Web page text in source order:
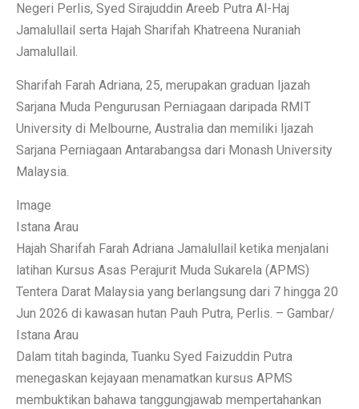
Negeri Perlis, Syed Sirajuddin Areeb Putra Al-Haj
Jamalullail serta Hajah Sharifah Khatreena Nuraniah
Jamalullail.
Sharifah Farah Adriana, 25, merupakan graduan Ijazah
Sarjana Muda Pengurusan Perniagaan daripada RMIT
University di Melbourne, Australia dan memiliki Ijazah
Sarjana Perniagaan Antarabangsa dari Monash University
Malaysia.
Image
Istana Arau
Hajah Sharifah Farah Adriana Jamalullail ketika menjalani
latihan Kursus Asas Perajurit Muda Sukarela (APMS)
Tentera Darat Malaysia yang berlangsung dari 7 hingga 20
Jun 2026 di kawasan hutan Pauh Putra, Perlis. – Gambar/
Istana Arau
Dalam titah baginda, Tuanku Syed Faizuddin Putra
menegaskan kejayaan menamatkan kursus APMS
membuktikan bahawa tanggungjawab mempertahankan